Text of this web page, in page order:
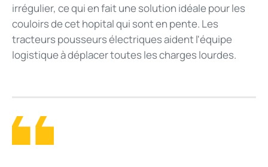
irrégulier, ce qui en fait une solution idéale pour les
couloirs de cet hopital qui sont en pente. Les
tracteurs pousseurs électriques aident l'équipe
logistique à déplacer toutes les charges lourdes.